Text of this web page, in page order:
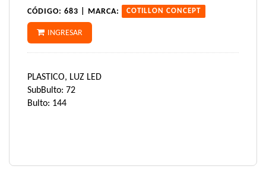
CÓDIGO: 683 | MARCA: COTILLON CONCEPT
INGRESAR
PLASTICO, LUZ LED
SubBulto: 72
Bulto: 144